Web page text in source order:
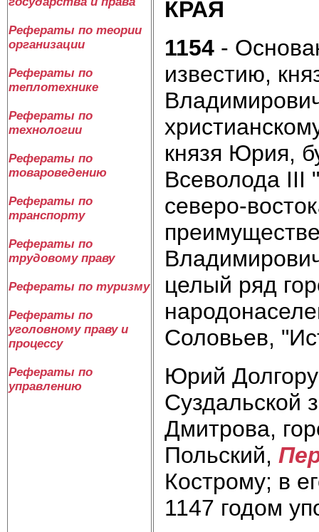
Рефераты по теории
организации
Рефераты по
теплотехнике
Рефераты по
технологии
Рефераты по
товароведению
Рефераты по
транспорту
Рефераты по
трудовому праву
Рефераты по туризму
Рефераты по
уголовному праву и
процессу
Рефераты по
управлению
КРАЯ
1154 -
известию,
князя Юрия,
Всеволода III
северо-
це­лый ряд
Соловьев,
Юрий
Суздальской
Дмитрова,
Польский,
Кострому; в
1147 годом